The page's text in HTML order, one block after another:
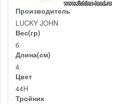
Производитель
LUCKY JOHN
Вес(гр)
6
Длина(см)
4
Цвет
44H
Тройник